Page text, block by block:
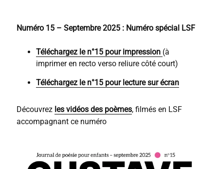
Numéro 15 – Septembre 2025 : Numéro spécial LSF
Téléchargez le n°15 pour impression (à
imprimer en recto verso reliure côté court)
Téléchargez le n°15 pour lecture sur écran
Découvrez les vidéos des poèmes, filmés en LSF
accompagnant ce numéro